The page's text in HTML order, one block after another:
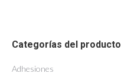
Categorías del producto
Adhesiones